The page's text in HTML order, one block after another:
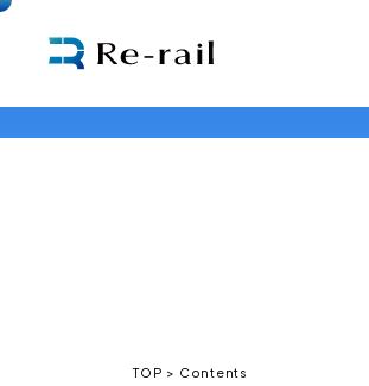
TOP Contents